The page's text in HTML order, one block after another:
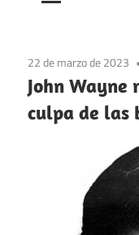
historia
22 de marzo de 2023
John Wayne
culpa de las